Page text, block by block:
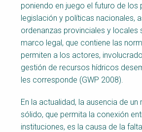
poniendo en juego el futuro de los
legislación y políticas nacionales,
ordenanzas provinciales y locales
marco legal, que contiene las
permiten a los actores,
gestión de recursos hídricos
les corresponde (GWP 2008).
En la actualidad, la ausencia de
sólido, que permita la conexión
instituciones, es la causa de la